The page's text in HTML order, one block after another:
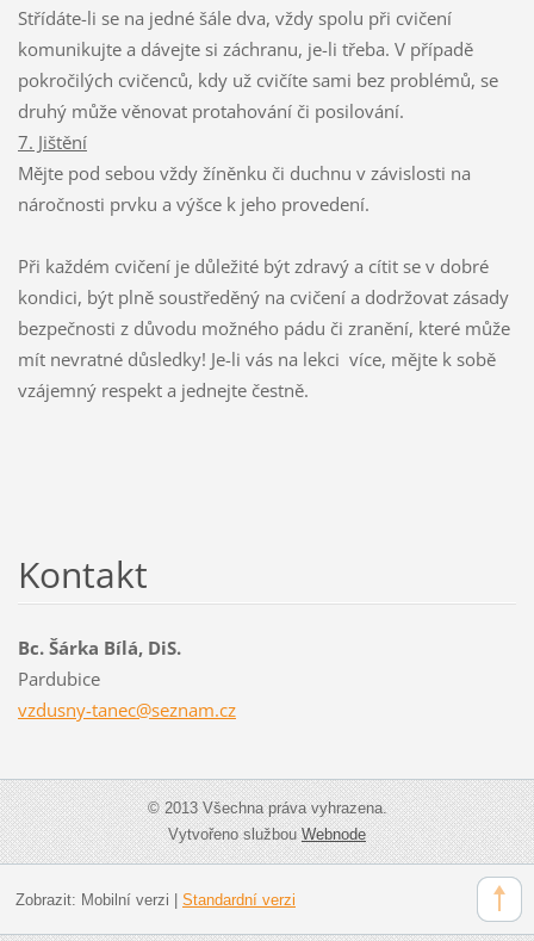
Střídáte-li se na jedné šále dva, vždy spolu při cvičení
komunikujte a dávejte si záchranu, je-li třeba. V případě
pokročilých cvičenců, kdy už cvičíte sami bez problémů, se
druhý může věnovat protahování či posilování.
7. Jištění
Mějte pod sebou vždy žíněnku či duchnu v závislosti na
náročnosti prvku a výšce k jeho provedení.
Při každém cvičení je důležité být zdravý a cítit se v dobré
kondici, být plně soustředěný na cvičení a dodržovat zásady
bezpečnosti z důvodu možného pádu či zranění, které může
mít nevratné důsledky! Je-li vás na lekci více, mějte k sobě
vzájemný respekt a jednejte čestně.
Kontakt
Bc. Šárka Bílá, DiS.
Pardubice
vzdusny-tanec@seznam.cz
© 2013 Všechna práva vyhrazena.
Vytvořeno službouWebnode
Zobrazit: Mobilní verzi Standardní verzi